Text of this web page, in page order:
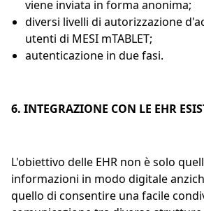
viene inviata in forma anonima;
diversi livelli di autorizzazione
utenti di MESI mTABLET;
autenticazione in due fasi.
6. INTEGRAZIONE CON LE EHR
L'obiettivo delle EHR non è solo
informazioni in modo digitale
quello di consentire una facile